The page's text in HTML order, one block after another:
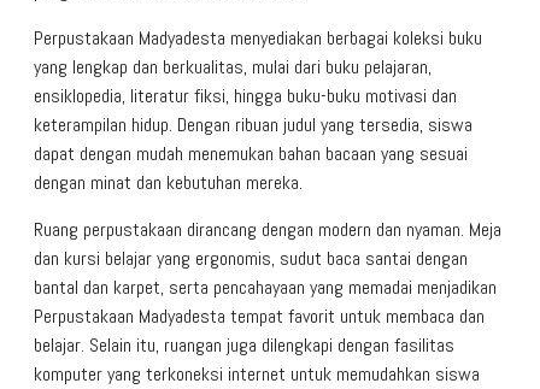
Perpustakaan Madyadesta menyediakan berbagai koleksi buku
yang lengkap dan berkualitas, mulai dari buku pelajaran,
ensiklopedia, literatur fiksi, hingga buku-buku motivasi dan
keterampilan hidup. Dengan ribuan judul yang tersedia, siswa
dapat dengan mudah menemukan bahan bacaan yang sesuai
dengan minat dan kebutuhan mereka.
Ruang perpustakaan dirancang dengan modern dan nyaman. Meja
dan kursi belajar yang ergonomis, sudut baca santai dengan
bantal dan karpet, serta pencahayaan yang memadai menjadikan
Perpustakaan Madyadesta tempat favorit untuk membaca dan
belajar. Selain itu, ruangan juga dilengkapi dengan fasilitas
komputer yang terkoneksi internet untuk memudahkan siswa